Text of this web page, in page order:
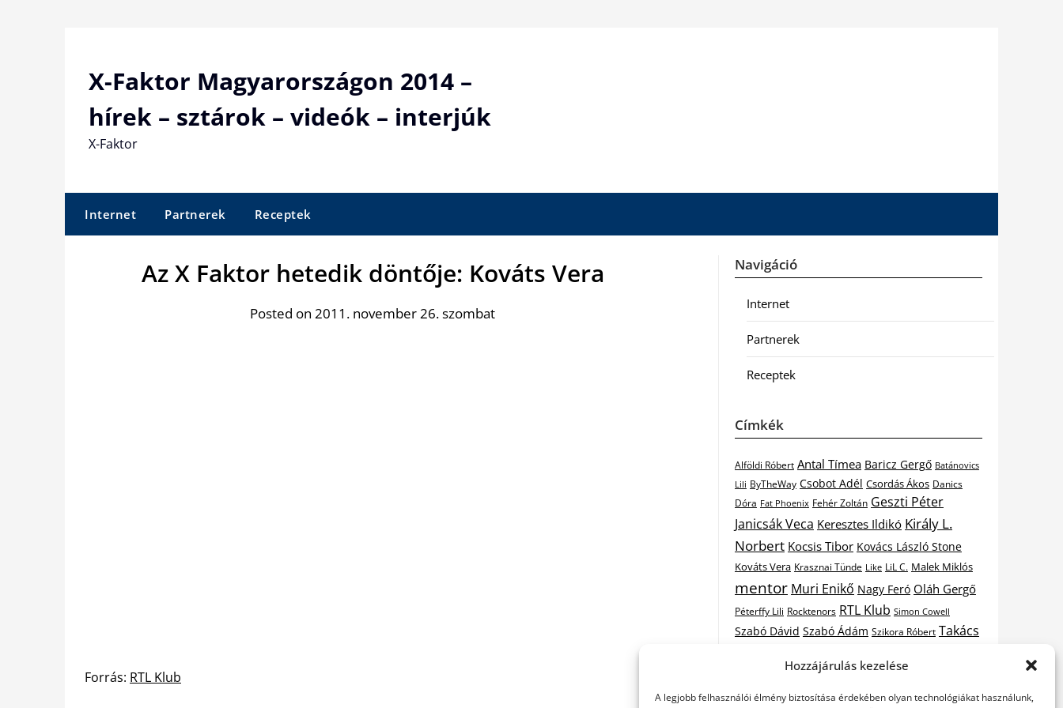
Hozzájárulás kezelése
A legjobb felhasználói élmény biztosítása érdekében olyan technológiákat használunk,
X-Faktor Magyarországon 2014 –
hírek – sztárok – videók – interjúk
X-Faktor
Internet Partnerek Receptek
Az X Faktor hetedik döntője: Kováts Vera
Posted on 2011. november 26. szombat
Forrás: RTL Klub
Navigáció
Internet
Partnerek
Receptek
Címkék
Alföldi Róbert Antal Tímea Baricz Gergő Batánovics
Lili ByTheWay Csobot Adél Csordás Ákos Danics
Dóra Fat Phoenix Fehér Zoltán Geszti Péter
Janicsák Veca Keresztes Ildikó Király L.
Norbert Kocsis Tibor Kovács László Stone
Kováts Vera Krasznai Tünde Like LiL C. Malek Miklós
mentor Muri Enikő Nagy Feró Oláh Gergő
Péterffy Lili Rocktenors RTL Klub Simon Cowell
Szabó Dávid Szabó Ádám Szikora Róbert Takács